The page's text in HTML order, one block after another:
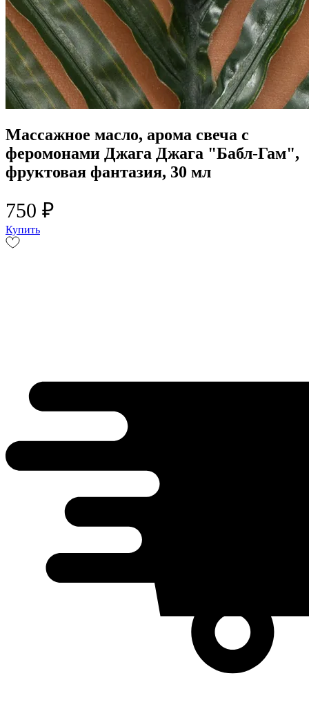
Массажное масло, арома свеча с
феромонами Джага Джага "Бабл-Гам",
фруктовая фантазия, 30 мл
750 ₽
Купить